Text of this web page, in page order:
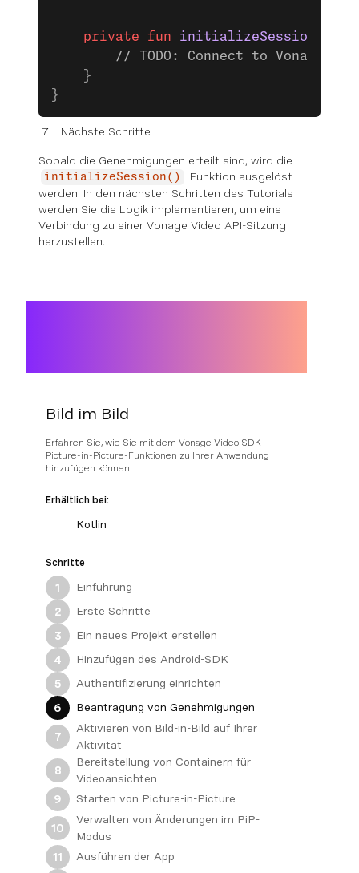
    private
fun initializeSession
// TODO: Connect to Vonage
    }
}
Nächste Schritte
Sobald die Genehmigungen erteilt sind, wird die
initializeSession()
Funktion ausgelöst
werden. In den nächsten Schritten des Tutorials
werden Sie die Logik implementieren, um eine
Verbindung zu einer Vonage Video API-Sitzung
herzustellen.
Bild im Bild
Erfahren Sie, wie Sie mit dem Vonage Video SDK
Picture-in-Picture-Funktionen zu Ihrer Anwendung
hinzufügen können.
Erhältlich bei:
Kotlin
Schritte
1
Einführung
2
Erste Schritte
3
Ein neues Projekt erstellen
4
Hinzufügen des Android-SDK
5
Authentifizierung einrichten
6
Beantragung von Genehmigungen
7
Aktivieren von Bild-in-Bild auf Ihrer
Aktivität
8
Bereitstellung von Containern für
Videoansichten
9
Starten von Picture-in-Picture
10
Verwalten von Änderungen im PiP-
Modus
11
Ausführen der App